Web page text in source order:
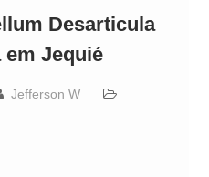
Desarticula
Jequié
Jefferson W